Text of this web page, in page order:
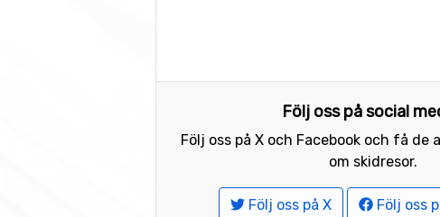
Följ oss på social
Följ oss på X och Facebook och få de
om skidresor.
Följ oss på X Följ oss